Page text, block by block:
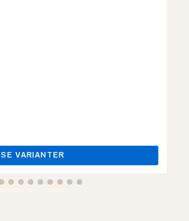
SE VARIANTER